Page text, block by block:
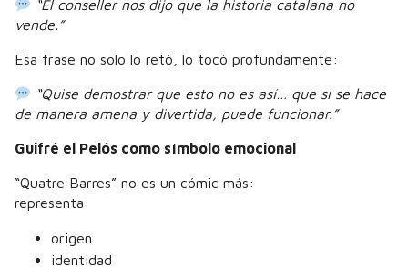
“El conseller nos dijo que la historia catalana no
vende.”
Esa frase no solo lo retó, lo tocó profundamente:
“Quise demostrar que esto no es así… que si se hace
de manera amena y divertida, puede funcionar.”
Guifré el Pelós como símbolo emocional
“Quatre Barres” no es un cómic más:
representa:
origen
identidad